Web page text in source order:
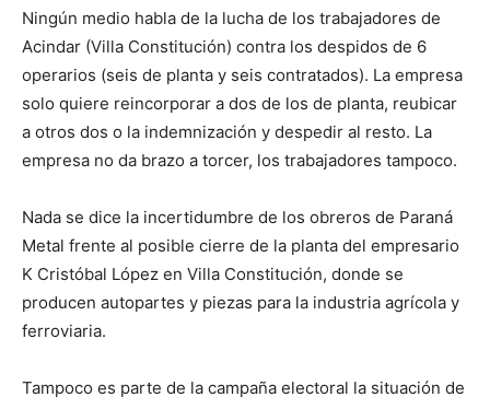
Ningún medio habla de la lucha de los trabajadores de
Acindar (Villa Constitución) contra los despidos de 6
operarios (seis de planta y seis contratados). La empresa
solo quiere reincorporar a dos de los de planta, reubicar
a otros dos o la indemnización y despedir al resto. La
empresa no da brazo a torcer, los trabajadores tampoco.
Nada se dice la incertidumbre de los obreros de Paraná
Metal frente al posible cierre de la planta del empresario
K Cristóbal López en Villa Constitución, donde se
producen autopartes y piezas para la industria agrícola y
ferroviaria.
Tampoco es parte de la campaña electoral la situación de